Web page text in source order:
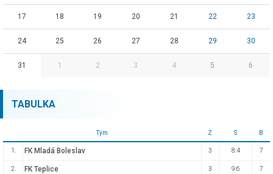
17 18 19 20 21 22 23
24 25 26 27 28 29 30
31 1 2 3 4 5 6
TABULKA
Tým Z S B
1. FK Mladá Boleslav 3 8:4 7
2. FK Teplice 3 9:6 7